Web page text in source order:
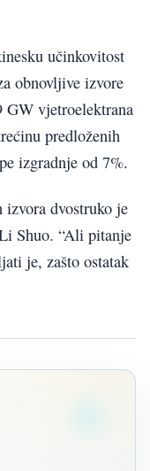
učinkovitost
obnovljive izvore
GW vjetroelektrana
predloženih
izgradnje od 7%.
dvostruko je
Shuo. “Ali pitanje
je, zašto ostatak